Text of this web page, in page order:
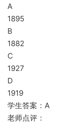
A
1895
B
1882
C
1927
D
1919
学生答案：A
老师点评：